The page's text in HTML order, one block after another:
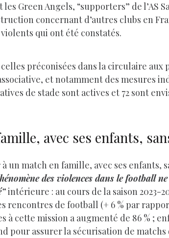
Green Angels, “supporters” de l’AS
concernant d’autres clubs en
qui ont été constatés.
préconisées dans la circulaire aux
et notamment des mesures
de stade sont actives et 72 sont
avec ses enfants,
match en famille, avec ses enfants,
des violences dans le football
intérieure : au cours de la saison 2023-
de football (+ 6 % par
cette mission a augmenté de 86 % ;
pour assurer la sécurisation de